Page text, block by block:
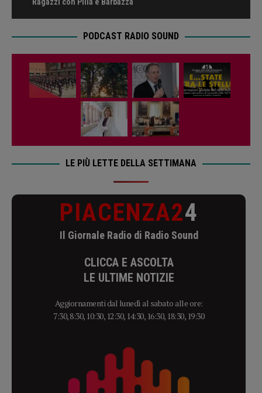
PODCAST RADIO SOUND
LE PIÙ LETTE DELLA SETTIMANA
PIACENZA24
Il Giornale Radio di Radio Sound
CLICCA E ASCOLTA
LE ULTIME NOTIZIE
Aggiornamenti dal lunedì al sabato alle ore:
7:30, 8:30, 10:30, 12:30, 14:30, 16:30, 18:30, 19:30